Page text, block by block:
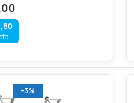
-3%